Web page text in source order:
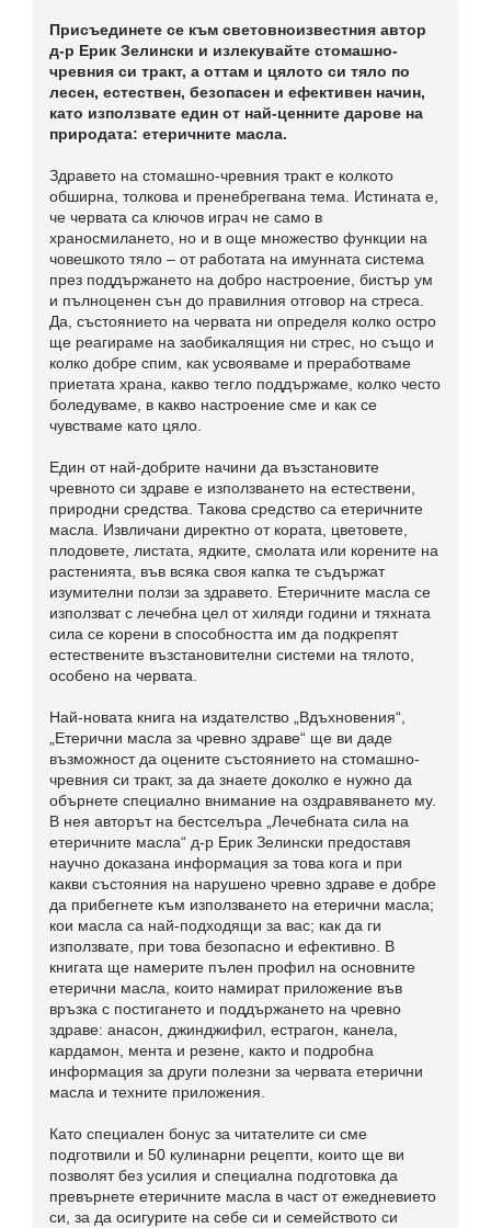
Присъединете се към световноизвестния автор
д-р Ерик Зелински и излекувайте стомашно-
чревния си тракт, а оттам и цялото си тяло по
лесен, естествен, безопасен и ефективен начин,
като използвате един от най-ценните дарове на
природата: етеричните масла.
Здравето на стомашно-чревния тракт е колкото
обширна, толкова и пренебрегвана тема. Истината е,
че червата са ключов играч не само в
храносмилането, но и в още множество функции на
човешкото тяло – от работата на имунната система
през поддържането на добро настроение, бистър ум
и пълноценен сън до правилния отговор на стреса.
Да, състоянието на червата ни определя колко остро
ще реагираме на заобикалящия ни стрес, но също и
колко добре спим, как усвояваме и преработваме
приетата храна, какво тегло поддържаме, колко често
боледуваме, в какво настроение сме и как се
чувстваме като цяло.
Един от най-добрите начини да възстановите
чревното си здраве е използването на естествени,
природни средства. Такова средство са етеричните
масла. Извличани директно от кората, цветовете,
плодовете, листата, ядките, смолата или корените на
растенията, във всяка своя капка те съдържат
изумителни ползи за здравето. Етеричните масла се
използват с лечебна цел от хиляди години и тяхната
сила се корени в способността им да подкрепят
естествените възстановителни системи на тялото,
особено на червата.
Най-новата книга на издателство „Вдъхновения“,
„Етерични масла за чревно здраве“ ще ви даде
възможност да оцените състоянието на стомашно-
чревния си тракт, за да знаете доколко е нужно да
обърнете специално внимание на оздравяването му.
В нея авторът на бестселъра „Лечебната сила на
етеричните масла“ д-р Ерик Зелински предоставя
научно доказана информация за това кога и при
какви състояния на нарушено чревно здраве е добре
да прибегнете към използването на етерични масла;
кои масла са най-подходящи за вас; как да ги
използвате, при това безопасно и ефективно. В
книгата ще намерите пълен профил на основните
етерични масла, които намират приложение във
връзка с постигането и поддържането на чревно
здраве: анасон, джинджифил, естрагон, канела,
кардамон, мента и резене, както и подробна
информация за други полезни за червата етерични
масла и техните приложения.
Като специален бонус за читателите си сме
подготвили и 50 кулинарни рецепти, които ще ви
позволят без усилия и специална подготовка да
превърнете етеричните масла в част от ежедневието
си, за да осигурите на себе си и семейството си